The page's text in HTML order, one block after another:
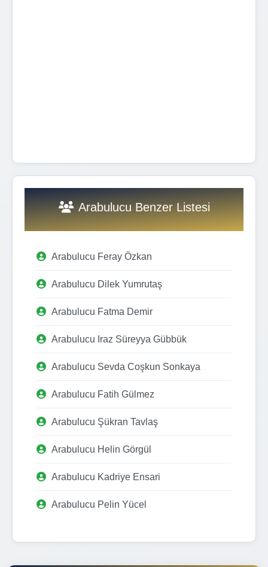
Arabulucu Benzer Listesi
Arabulucu Feray Özkan
Arabulucu Dilek Yumrutaş
Arabulucu Fatma Demir
Arabulucu Iraz Süreyya Gübbük
Arabulucu Sevda Coşkun Sonkaya
Arabulucu Fatih Gülmez
Arabulucu Şükran Tavlaş
Arabulucu Helin Görgül
Arabulucu Kadriye Ensari
Arabulucu Pelin Yücel